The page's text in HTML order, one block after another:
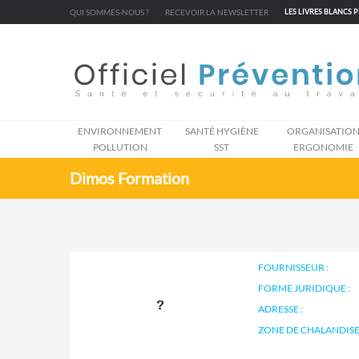
QUI SOMMES-NOUS ? RECEVOIR LA NEWSLETTER LES LIVRES BLANCS
ENVIRONNEMENT
POLLUTION
SANTÉ HYGIÈNE
SST
ORGANISATION
ERGONOMIE
Dimos Formation
FOURNISSEUR :
FORME JURIDIQUE :
ADRESSE :
ZONE DE
Cookies management panel